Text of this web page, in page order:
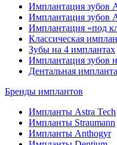
Имплантация зубов
Имплантация зубов
Имплантация «под
Классическая
Зубы на 4 имплантах
Имплантация зубов
Дентальная
Бренды имплантов
Импланты Astra Tech
Импланты Straumann
Импланты Anthogyr